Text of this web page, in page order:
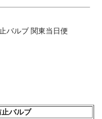
ルブ 関東当日便
バルブ